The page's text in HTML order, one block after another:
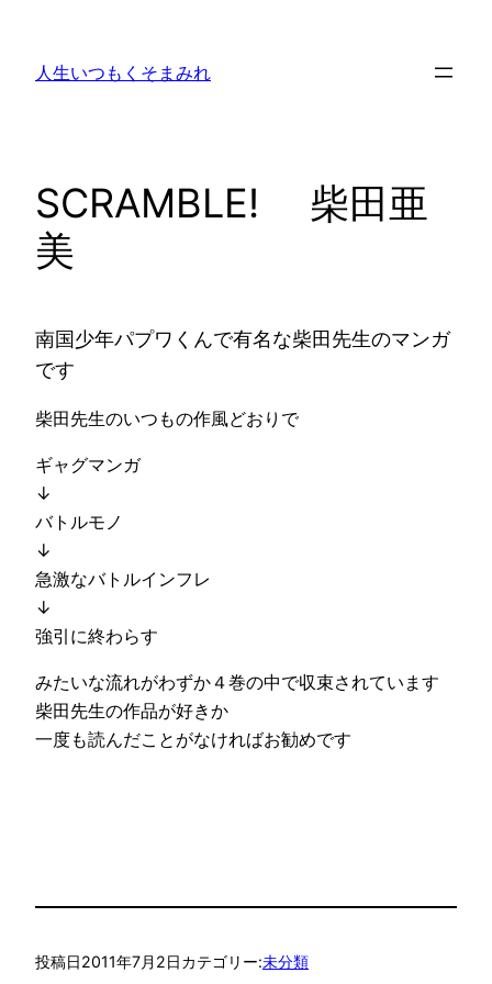
人生いつもくそまみれ
SCRAMBLE! 柴田亜
美
南国少年パプワくんで有名な柴田先生のマンガ
です
柴田先生のいつもの作風どおりで
ギャグマンガ
↓
バトルモノ
↓
急激なバトルインフレ
↓
強引に終わらす
みたいな流れがわずか４巻の中で収束されています
柴田先生の作品が好きか
一度も読んだことがなければお勧めです
投稿日2011年7月2日カテゴリー:未分類